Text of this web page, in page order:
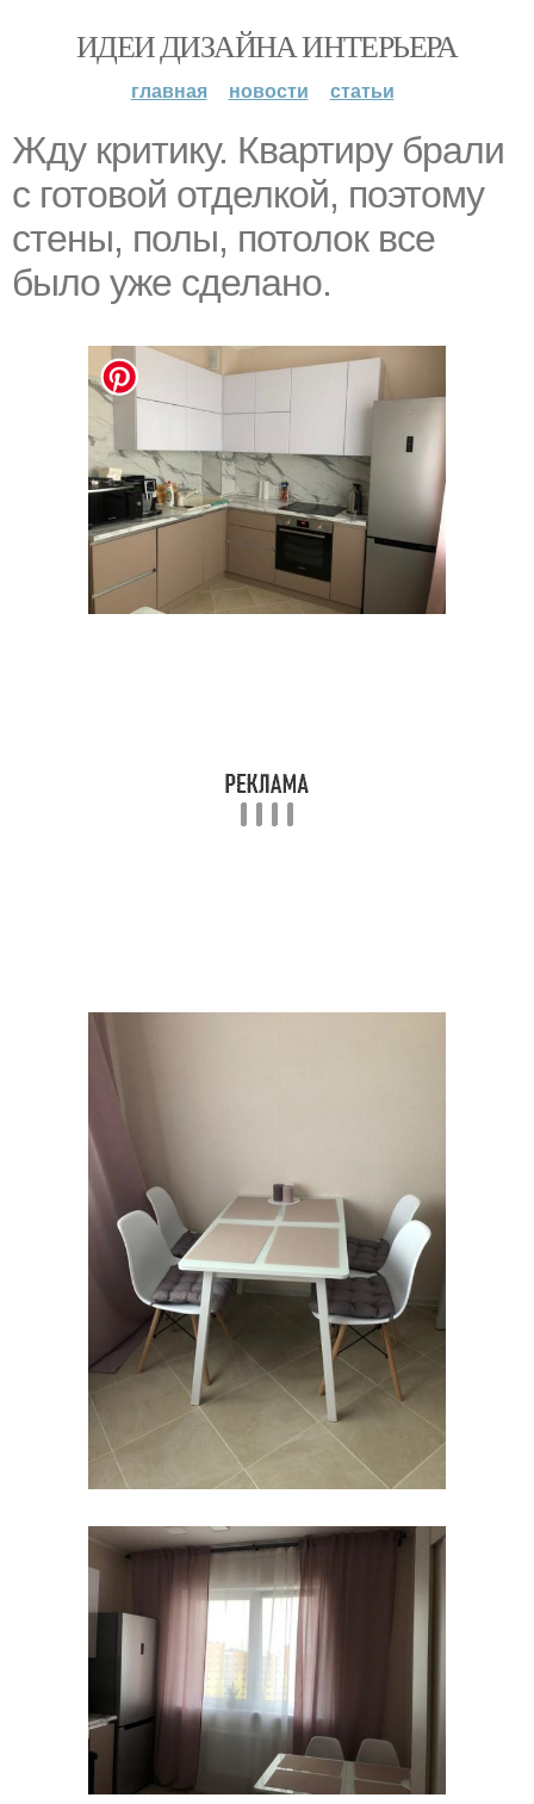
ИДЕИ ДИЗАЙНА ИНТЕРЬЕРА
главная новости статьи
Жду критику. Квартиру брали
с готовой отделкой, поэтому
стены, полы, потолок все
было уже сделано.